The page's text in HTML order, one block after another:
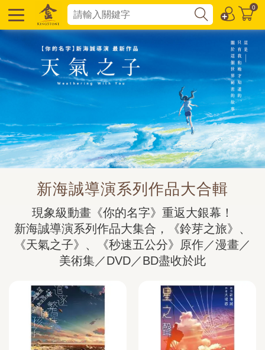
0
新海誠導演系列作品大合輯
現象級動畫《你的名字》重返大銀幕！
新海誠導演系列作品大集合，《鈴芽之旅》、
《天氣之子》、《秒速五公分》原作／漫畫／
美術集／DVD／BD盡收於此